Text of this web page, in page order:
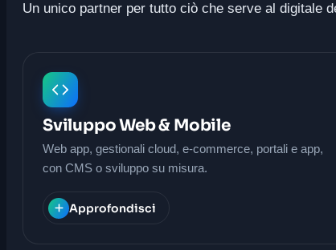
Un unico partner per tutto ciò che serve al digitale
Sviluppo Web & Mobile
Web app, gestionali cloud, e-commerce, portali e app,
con CMS o sviluppo su misura.
Approfondisci